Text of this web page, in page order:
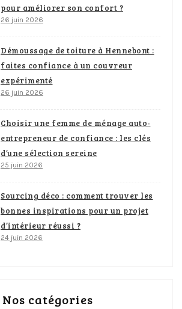
pour améliorer son confort ?
26 juin 2026
Démoussage de toiture à Hennebont :
faites confiance à un couvreur
expérimenté
26 juin 2026
Choisir une femme de ménage auto-
entrepreneur de confiance : les clés
d’une sélection sereine
25 juin 2026
Sourcing déco : comment trouver les
bonnes inspirations pour un projet
d’intérieur réussi ?
24 juin 2026
Nos catégories